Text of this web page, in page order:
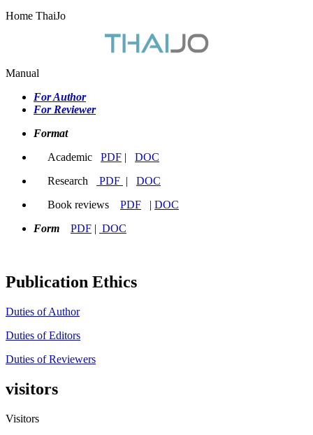
Home ThaiJo
Manual
For Author
For Reviewer
Format
Academic PDF | DOC
Research
PDF | DOC
Book reviews PDF | DOC
Form PDF | DOC
Publication Ethics
Duties of Author
Duties of Editors
Duties of Reviewers
visitors
Visitors